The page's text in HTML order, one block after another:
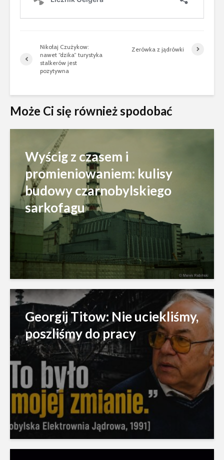
Nikołaj Czużykow:
nawet “dzika” turystyka
stalkerów jest
pozytywna
Zerówka z jądrówki
Może Ci się również spodobać
Wyścig z czasem i
promieniowaniem: kulisy
budowy czarnobylskiego
sarkofagu
Georgij Titow: Nie uciekliśmy,
poszliśmy do pracy